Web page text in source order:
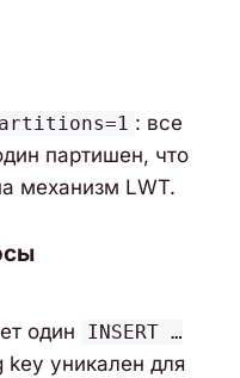
: все
партишен, что
механизм LWT.
один
INSERT …
key уникален для